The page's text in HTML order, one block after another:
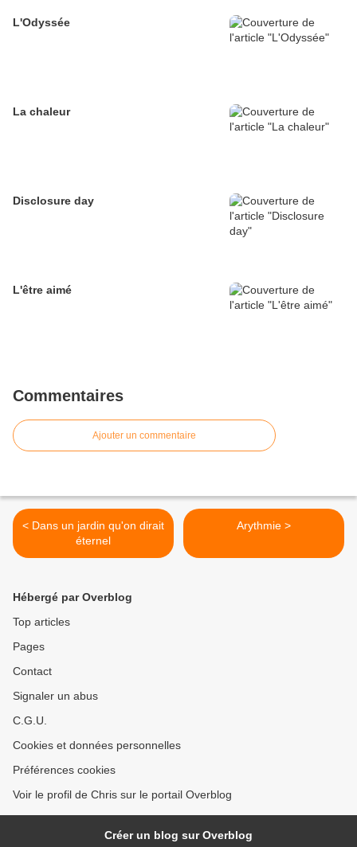
L'Odyssée
La chaleur
Disclosure day
L'être aimé
Commentaires
Ajouter un commentaire
< Dans un jardin qu'on dirait
éternel
Arythmie >
Hébergé par Overblog
Top articles
Pages
Contact
Signaler un abus
C.G.U.
Cookies et données personnelles
Préférences cookies
Voir le profil de Chris sur le portail Overblog
Créer un blog sur Overblog